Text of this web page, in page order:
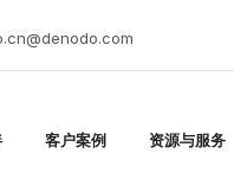
客户案例 资源与服务